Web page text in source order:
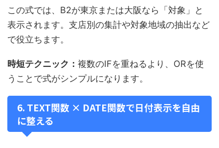
この式では、B2が東京または大阪なら「対象」と
表示されます。支店別の集計や対象地域の抽出など
で役立ちます。
時短テクニック： 複数のIFを重ねるより、ORを使
うことで式がシンプルになります。
6. TEXT関数 × DATE関数で日付表示を自由
に整える